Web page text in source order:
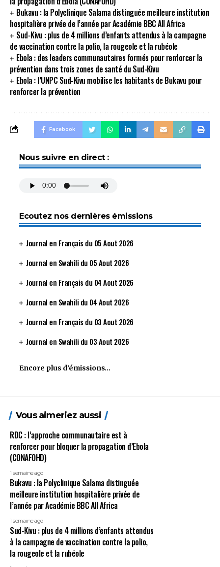
Bukavu : la Polyclinique Salama distinguée meilleure institution
hospitalière privée de l’année par Académie BBC All Africa
Sud-Kivu : plus de 4 millions d’enfants attendus à la campagne
de vaccination contre la polio, la rougeole et la rubéole
Ebola : des leaders communautaires formés pour renforcer la
prévention dans trois zones de santé du Sud-Kivu
Ebola : l’UNPC Sud-Kivu mobilise les habitants de Bukavu pour
renforcer la prévention
Facebook
Nous suivre en direct :
Ecoutez nos dernières émissions
Journal en Français du 05 Aout 2026
Journal en Swahili du 05 Aout 2026
Journal en Français du 04 Aout 2026
Journal en Swahili du 04 Aout 2026
Journal en Français du 03 Aout 2026
Journal en Swahili du 03 Aout 2026
Encore plus d’émissions…
Vous aimeriez aussi
RDC : l’approche communautaire est à
renforcer pour bloquer la propagation d’Ebola
(CONAFOHD)
1 semaine ago
Bukavu : la Polyclinique Salama distinguée
meilleure institution hospitalière privée de
l’année par Académie BBC All Africa
1 semaine ago
Sud-Kivu : plus de 4 millions d’enfants attendus
à la campagne de vaccination contre la polio,
la rougeole et la rubéole